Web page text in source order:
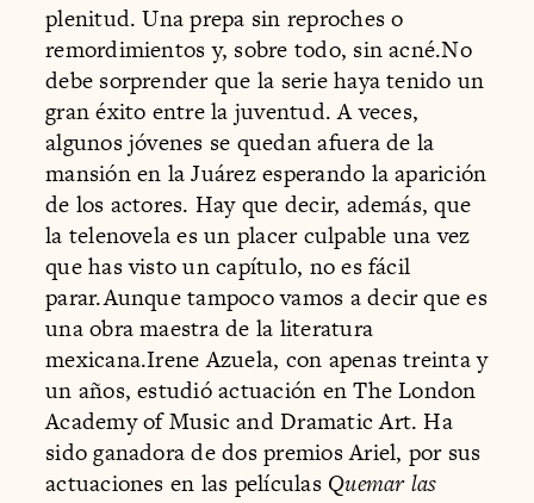
plenitud. Una prepa sin reproches o
remordimientos y, sobre todo, sin acné.No
debe sorprender que la serie haya tenido un
gran éxito entre la juventud. A veces,
algunos jóvenes se quedan afuera de la
mansión en la Juárez esperando la aparición
de los actores. Hay que decir, además, que
la telenovela es un placer culpable una vez
que has visto un capítulo, no es fácil
parar.Aunque tampoco vamos a decir que es
una obra maestra de la literatura
mexicana.Irene Azuela, con apenas treinta y
un años, estudió actuación en The London
Academy of Music and Dramatic Art. Ha
sido ganadora de dos premios Ariel, por sus
actuaciones en las películas Quemar las